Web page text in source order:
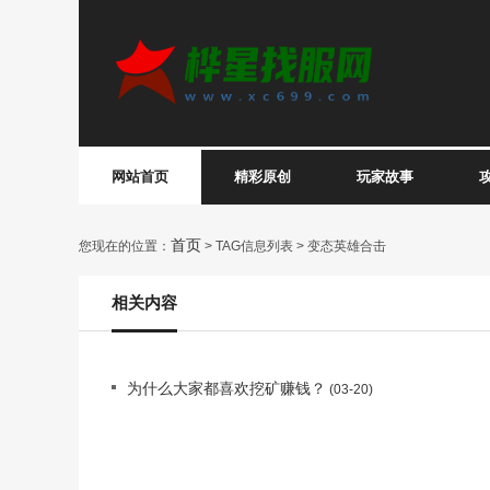
网站首页 精彩原创 玩家故事
您现在的位置： 首页 > TAG信息列表 > 变态英雄合击
相关内容
为什么大家都喜欢挖矿赚钱？ (03-20)